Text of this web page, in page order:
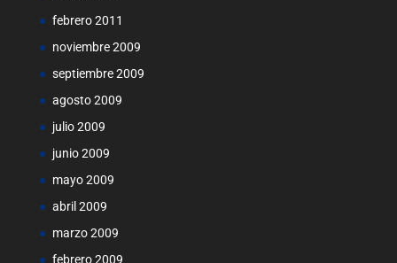
febrero 2011
noviembre 2009
septiembre 2009
agosto 2009
julio 2009
junio 2009
mayo 2009
abril 2009
marzo 2009
febrero 2009